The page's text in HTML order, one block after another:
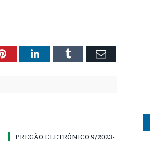
PinterestLinkedInTumblr Email
PREGÃO ELETRÔNICO 9/2023-